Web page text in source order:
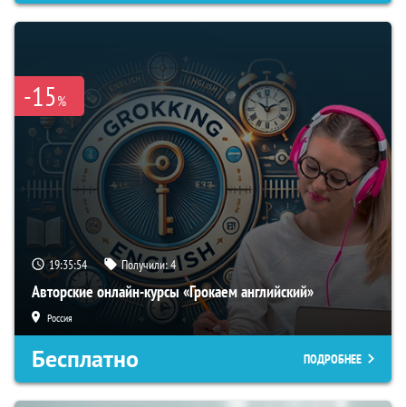
-15%
19:35:54 Получили:4
Авторские онлайн-курсы «Грокаем английский»
Россия
Бесплатно ПОДРОБНЕЕ